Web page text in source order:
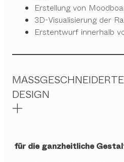
Erstellung von
3D-Visualisierung der
Erstentwurf innerhalb
DESIGN
für die ganzheitliche